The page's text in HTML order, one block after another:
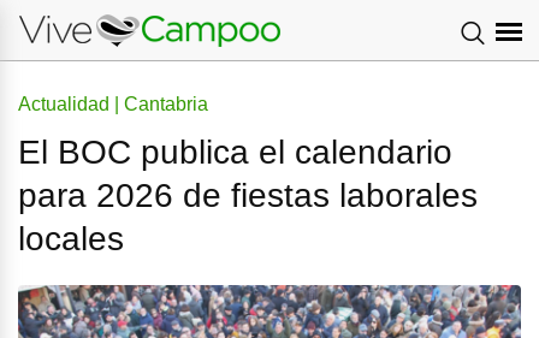
Actualidad | Cantabria
El BOC publica el calendario
para 2026 de fiestas laborales
locales